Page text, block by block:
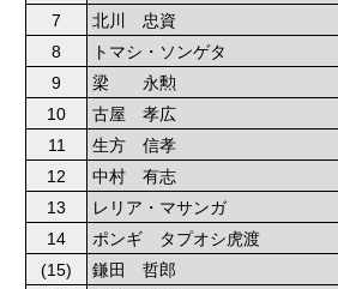
7
北川 忠資
8
トマシ・ソンゲタ
9
梁 永勲
10
古屋 孝広
11
生方 信孝
12
中村 有志
13
レリア・マサンガ
14
ポンギ タプオシ虎渡
(15)
鎌田 哲郎